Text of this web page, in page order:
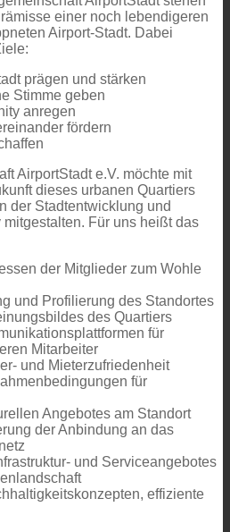
einer noch lebendigeren
Airport-Stadt. Dabei
prägen und stärken
Stimme geben
anregen
fördern
AirportStadt e.V. möchte mit
dieses urbanen Quartiers
der Stadtentwicklung und
Für uns heißt das
der Mitglieder zum Wohle
und Profilierung des Standortes
des Quartiers
für
Mitarbeiter
und Mieterzufriedenheit
für
Angebotes am Standort
der Anbindung an das
und Serviceangebotes
effiziente